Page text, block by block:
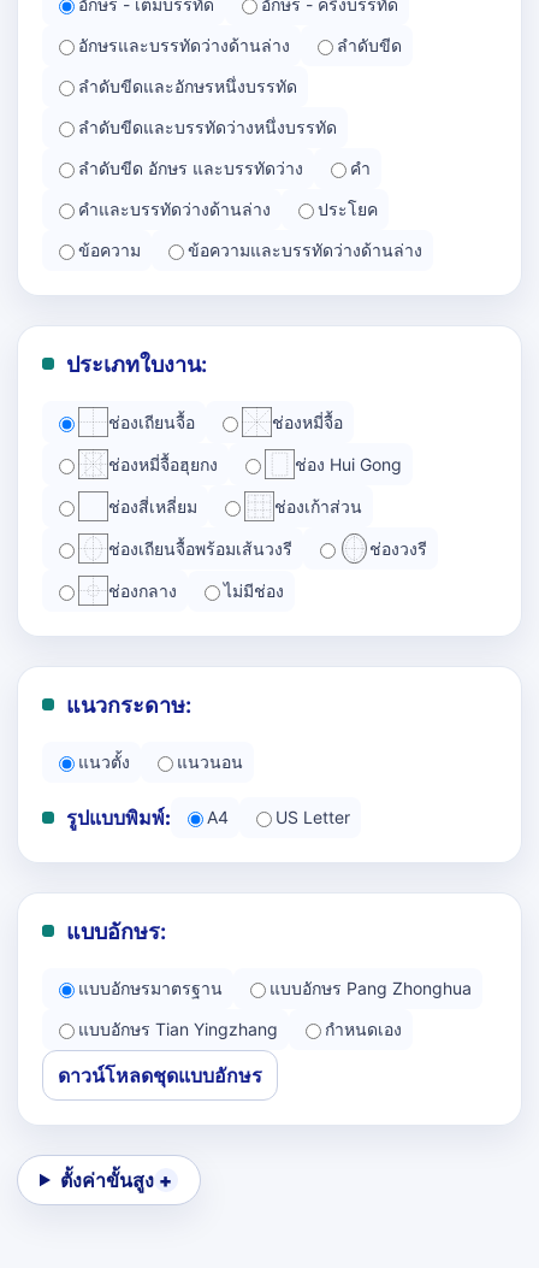
อักษร - เต็มบรรทัด
อักษร - ครึ่งบรรทัด
อักษรและบรรทัดว่างด้านล่าง
ลำดับขีด
ลำดับขีดและอักษรหนึ่งบรรทัด
ลำดับขีดและบรรทัดว่างหนึ่งบรรทัด
ลำดับขีด อักษร และบรรทัดว่าง
คำ
คำและบรรทัดว่างด้านล่าง
ประโยค
ข้อความ
ข้อความและบรรทัดว่างด้านล่าง
ประเภทใบงาน:
ช่องเถียนจื้อ ช่องหมี่จื้อ
ช่องหมี่จื้อฮุยกง ช่อง Hui Gong
ช่องสี่เหลี่ยม ช่องเก้าส่วน
ช่องเถียนจื้อพร้อมเส้นวงรี ช่องวงรี
ช่องกลาง ไม่มีช่อง
แนวกระดาษ:
แนวตั้ง แนวนอน
รูปแบบพิมพ์: A4 US Letter
แบบอักษร:
แบบอักษรมาตรฐาน
แบบอักษร Pang Zhonghua
แบบอักษร Tian Yingzhang
กำหนดเอง
ดาวน์โหลดชุดแบบอักษร
ตั้งค่าขั้นสูง